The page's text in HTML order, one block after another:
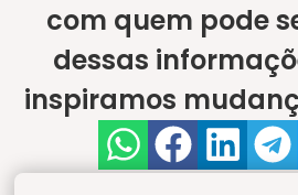
com quem pode
dessas
inspiramos